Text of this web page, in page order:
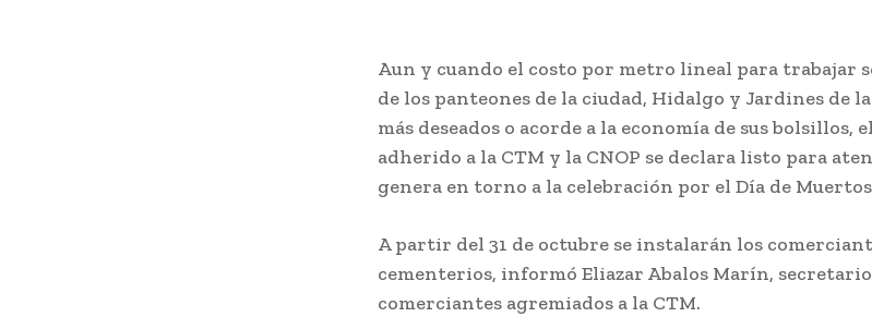
Aun y cuando el costo por metro lineal para trabajar
de los panteones de la ciudad, Hidalgo y Jardines de
más deseados o acorde a la economía de sus bolsillos,
adherido a la CTM y la CNOP se declara listo para
genera en torno a la celebración por el Día de
A partir del 31 de octubre se instalarán los
cementerios, informó Eliazar Abalos Marín,
comerciantes agremiados a la CTM.